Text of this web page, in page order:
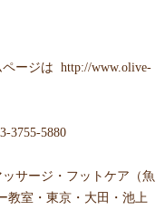
ージは http://www.olive-
3755-5880
サージ・フットケア（魚
教室・東京・大田・池上